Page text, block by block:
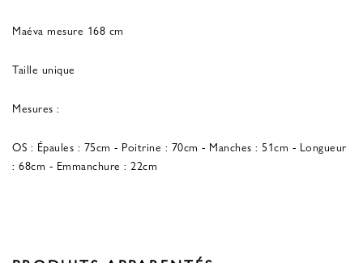
Maéva mesure 168 cm
Taille unique
Mesures :
OS : Épaules : 75cm - Poitrine : 70cm - Manches : 51cm - Longueur
: 68cm - Emmanchure : 22cm